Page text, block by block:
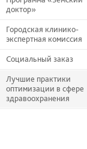
доктор»
Городская клинико-
экспертная комиссия
Социальный заказ
Лучшие практики
оптимизации в сфере
здравоохранения